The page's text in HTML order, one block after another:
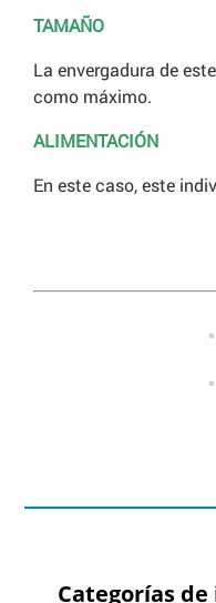
TAMAÑO
La envergadura de
como máximo.
ALIMENTACIÓN
En este caso, este
Categorías